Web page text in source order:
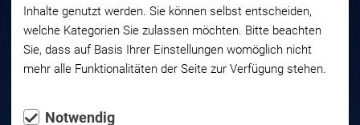
Career Coaching
Competence development and self-management
You want to revive and develop your skills, talents and potentials.
Inhalte genutzt werden. Sie können selbst entscheiden,
welche Kategorien Sie zulassen möchten. Bitte beachten
Sie, dass auf Basis Ihrer Einstellungen womöglich nicht
mehr alle Funktionalitäten der Seite zur Verfügung stehen.
Notwendig